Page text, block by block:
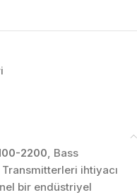
2200, Bass
ihtiyacı
bir endüstriyel